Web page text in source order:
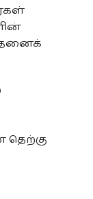
தெற்கு